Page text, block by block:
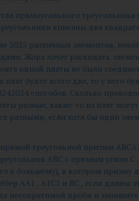
прямоугольного
вписаны два
2025 различных элементов,
Жора хочет раскидать
одной платы не были
плат будет всего две, то у него
способов. Сколько
разные, какие-то из плат
разными, если хотя бы один
треугольной призмы
ABC с прямым углом C
к большему), в котором призму
AA1 , A1C1 и BC , если длины
несократимой дроби и